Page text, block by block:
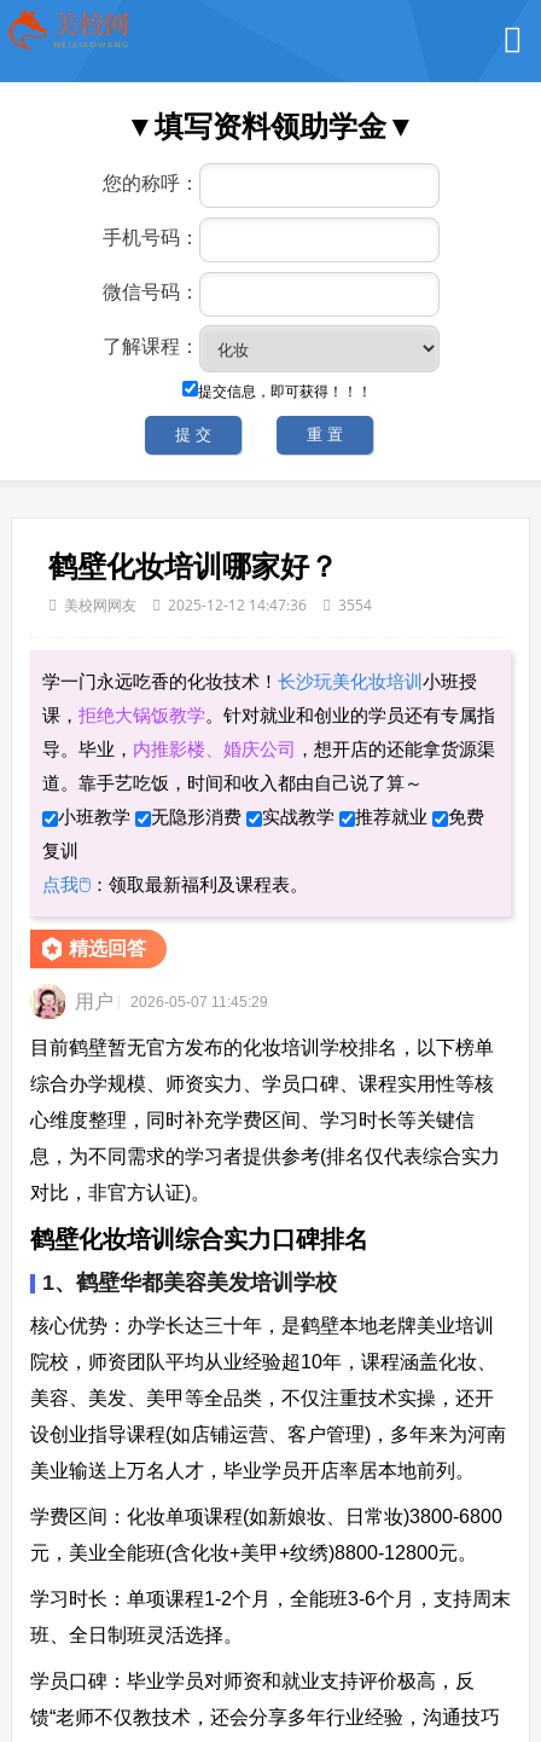
鹤壁化妆培训哪家好？
美校网网友 2025-12-12 14:47:36 3554
学一门永远吃香的化妆技术！ 长沙玩美化妆培训 小班授
课， 拒绝大锅饭教学。针对就业和创业的学员还有专属指
导。毕业， 内推影楼、婚庆公司 ，想开店的还能拿货源渠
道。靠手艺吃饭，时间和收入都由自己说了算～
小班教学
无隐形消费 实战教学 推荐就业
免费
复训
点我🖱：领取最新福利及课程表。
精选回答
用户 2026-05-07 11:45:29
目前鹤壁暂无官方发布的化妆培训学校排名，以下榜单
综合办学规模、师资实力、学员口碑、课程实用性等核
心维度整理，同时补充学费区间、学习时长等关键信
息，为不同需求的学习者提供参考(排名仅代表综合实力
对比，非官方认证)。​
鹤壁化妆培训综合实力口碑排名​
1、鹤壁华都美容美发培训学校​
核心优势：办学长达三十年，是鹤壁本地老牌美业培训
院校，师资团队平均从业经验超10年，课程涵盖化妆、
美容、美发、美甲等全品类，不仅注重技术实操，还开
设创业指导课程(如店铺运营、客户管理)，多年来为河南
美业输送上万名人才，毕业学员开店率居本地前列。​
学费区间：化妆单项课程(如新娘妆、日常妆)3800-6800
元，美业全能班(含化妆+美甲+纹绣)8800-12800元。​
学习时长：单项课程1-2个月，全能班3-6个月，支持周末
班、全日制班灵活选择。​
学员口碑：毕业学员对师资和就业支持评价极高，反
馈“老师不仅教技术，还会分享多年行业经验，沟通技巧